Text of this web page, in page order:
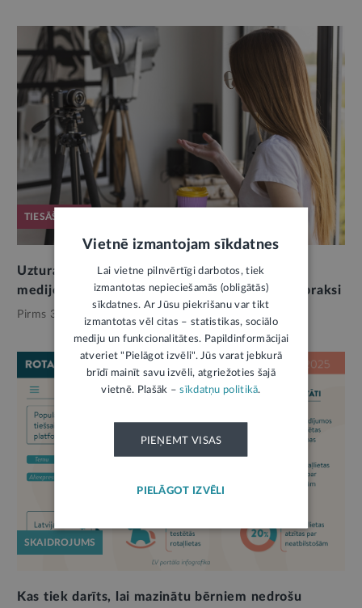
TIESĀŠANĀS
Uztura bagātinātāju reklamēšana sociālajos
medijos: kas uzskatāma par negodīgu komercpraksi
Pirms 3 mēnešiem, Patērētāju tiesības
SKAIDROJUMS
Kas tiek darīts, lai mazinātu bērniem nedrošu
Vietnē izmantojam sīkdatnes
Lai vietne pilnvērtīgi darbotos, tiek
izmantotas nepieciešamās (obligātās)
sīkdatnes. Ar Jūsu piekrišanu var tikt
izmantotas vēl citas – statistikas, sociālo
mediju un funkcionalitātes. Papildinformācijai
atveriet "Pielāgot izvēli". Jūs varat jebkurā
brīdī mainīt savu izvēli, atgriežoties šajā
vietnē. Plašāk –sīkdatņu politikā.
PIEŅEMT VISAS
PIELĀGOT IZVĒLI